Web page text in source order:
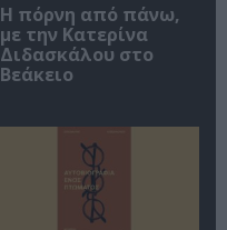
Η πόρνη από πάνω,
με την Κατερίνα
Διδασκάλου στο
Βεάκειο